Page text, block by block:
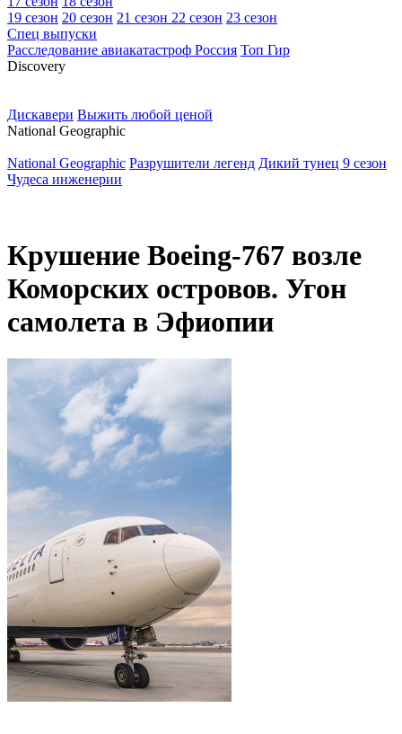
19 сезон 20 сезон 21 сезон 22 сезон 23 сезон
Спец выпуски
Расследование авиакатастроф Россия Топ Гир
Discovery
Дискавери Выжить любой ценой
National Geographic
National Geographic Разрушители легенд Дикий тунец 9 сезон
Чудеса инженерии
Крушение Boeing-767 возле
Коморских островов. Угон
самолета в Эфиопии